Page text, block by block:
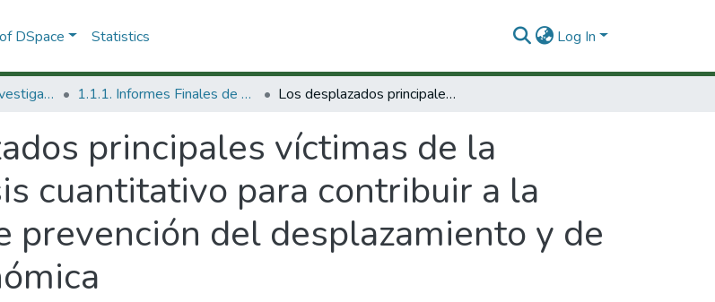
DSpace Statistics Log In
1.1 Productos de investigación 1.1.1. Informes Finales de Proyectos de Investigación Los desplazados principales víctimas de la violencia política. Análisis cuantitativo para contribuir a la definición de políticas de prevención del desplazamiento y de estabilización socioeconómica
principales víctimas de la
cuantitativo para contribuir a la
prevención del desplazamiento y de